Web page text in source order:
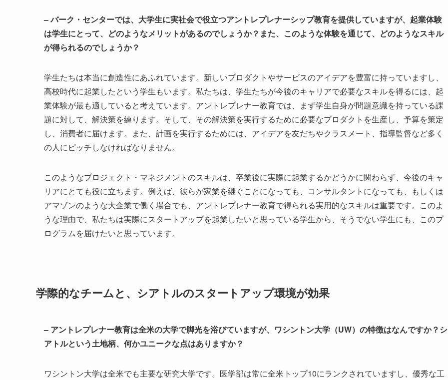
– バーク・センターでは、大学生に実社会で役立つアントレプレナーシップ教育を提供していますが、起業体験
は学生にとって、どのようなメリットがあるのでしょうか？また、このような体験を通じて、どのようなスキル
が得られるのでしょうか？
学生たちは本当に創造性にあふれています。新しいプロダクトやサービスのアイデアを豊富に持っていますし、
高校時代に起業したという学生もいます。私たちは、学生たちが今後のキャリアで必要なスキルを得るには、起
業体験が最も適していると考えています。アントレプレナー教育では、まず学生自身が問題意識を持っている課
題に対して、解決策を練ります。そして、その解決策を実行するために必要なプロダクトを生産し、予算を策定
し、消費者に届けます。また、計画を実行するためには、アイデアを友だちやクラスメート、指導監督など多く
の人にピッチしなければなりません。
このようなプロジェクト・マネジメントのスキルは、卒業後に実際に起業するかどうかに関わらず、今後のキャ
リアにとても役に立ちます。例えば、彼らが家業を継ぐことになっても、コンサルタントになっても、もしくは
アマゾンのような大企業で働く場合でも、アントレプレナー教育で得られる実用的なスキルは重要です。このよ
うな理由で、私たちは実際にスタートアップを起業したいと思っている学生から、そうでない学生にも、このプ
ログラムを届けたいと思っています。
学際的なチームと、シアトルのスタートアップ環境が効果
– アントレプレナー教育は全米の大学で脚光を浴びていますが、ワシントン大学（UW）の特徴はなんですか？シ
アトルという土地柄、何かユニークな点はありますか？
ワシントン大学は全米でも主要な研究大学です。医学部は常に全米トップ10にランクされていますし、優秀な工